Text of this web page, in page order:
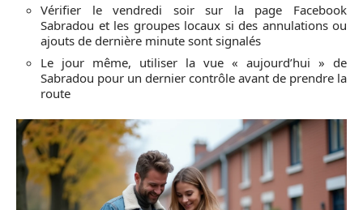
Vérifier le vendredi soir sur la page Facebook
Sabradou et les groupes locaux si des annulations ou
ajouts de dernière minute sont signalés
Le jour même, utiliser la vue « aujourd’hui » de
Sabradou pour un dernier contrôle avant de prendre la
route